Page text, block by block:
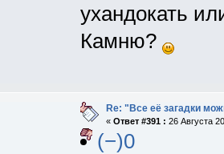
ухандокать
Камню?
Re: "Все её загадки
« Ответ #391 : 26 Августа
(−)0